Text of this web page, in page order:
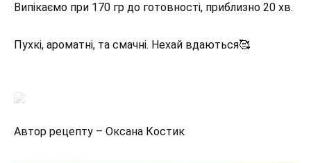
Випікаємо при 170 гр до готовності, приблизно 20 хв.
Пухкі, ароматні, та смачні. Нехай вдаються🥰
Автор рецепту – Оксана Костик